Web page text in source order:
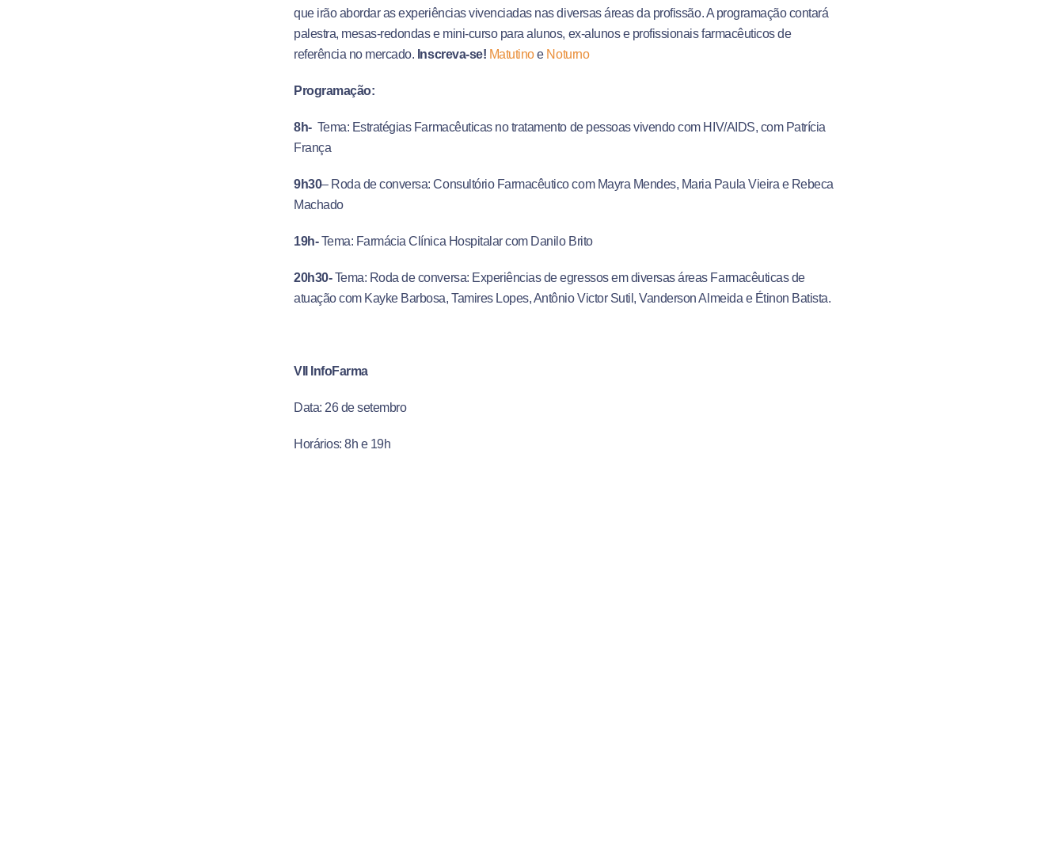
que irão abordar as experiências vivenciadas nas diversas áreas da profissão. A programação contará
palestra, mesas-redondas e mini-curso para alunos, ex-alunos e profissionais farmacêuticos de
referência no mercado. Inscreva-se! Matutinoe Noturno
Programação:
8h- Tema: Estratégias Farmacêuticas no tratamento de pessoas vivendo com HIV/AIDS, com Patrícia
França
9h30– Roda de conversa: Consultório Farmacêutico com Mayra Mendes, Maria Paula Vieira e Rebeca
Machado
19h-Tema: Farmácia Clínica Hospitalar com Danilo Brito
20h30-Tema: Roda de conversa: Experiências de egressos em diversas áreas Farmacêuticas de
atuação com Kayke Barbosa, Tamires Lopes, Antônio Victor Sutil, Vanderson Almeida e Étinon Batista.
VII InfoFarma
Data: 26 de setembro
Horários: 8h e 19h